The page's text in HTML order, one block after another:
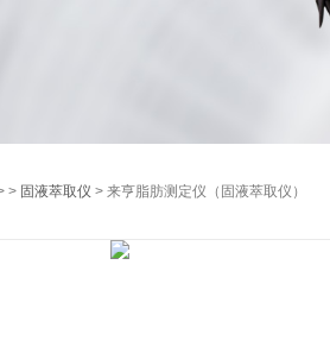
> 固液萃取仪 > 来亨脂肪测定仪（固液萃取仪）